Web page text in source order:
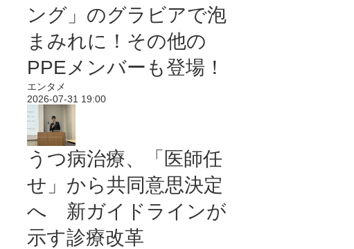
ング」のグラビアで泡
まみれに！その他の
PPEメンバーも登場！
エンタメ
2026-07-31 19:00
うつ病治療、「医師任
せ」から共同意思決定
へ 新ガイドラインが
示す診療改革